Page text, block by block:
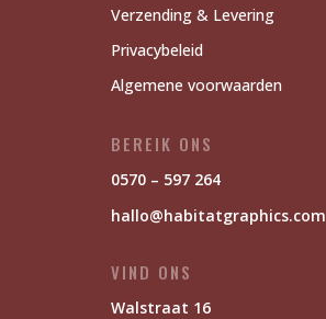
Verzending & Levering
Privacybeleid
Algemene voorwaarden
BEREIK ONS
0570 – 597 264
hallo@habitatgraphics.com
VIND ONS
Walstraat 16